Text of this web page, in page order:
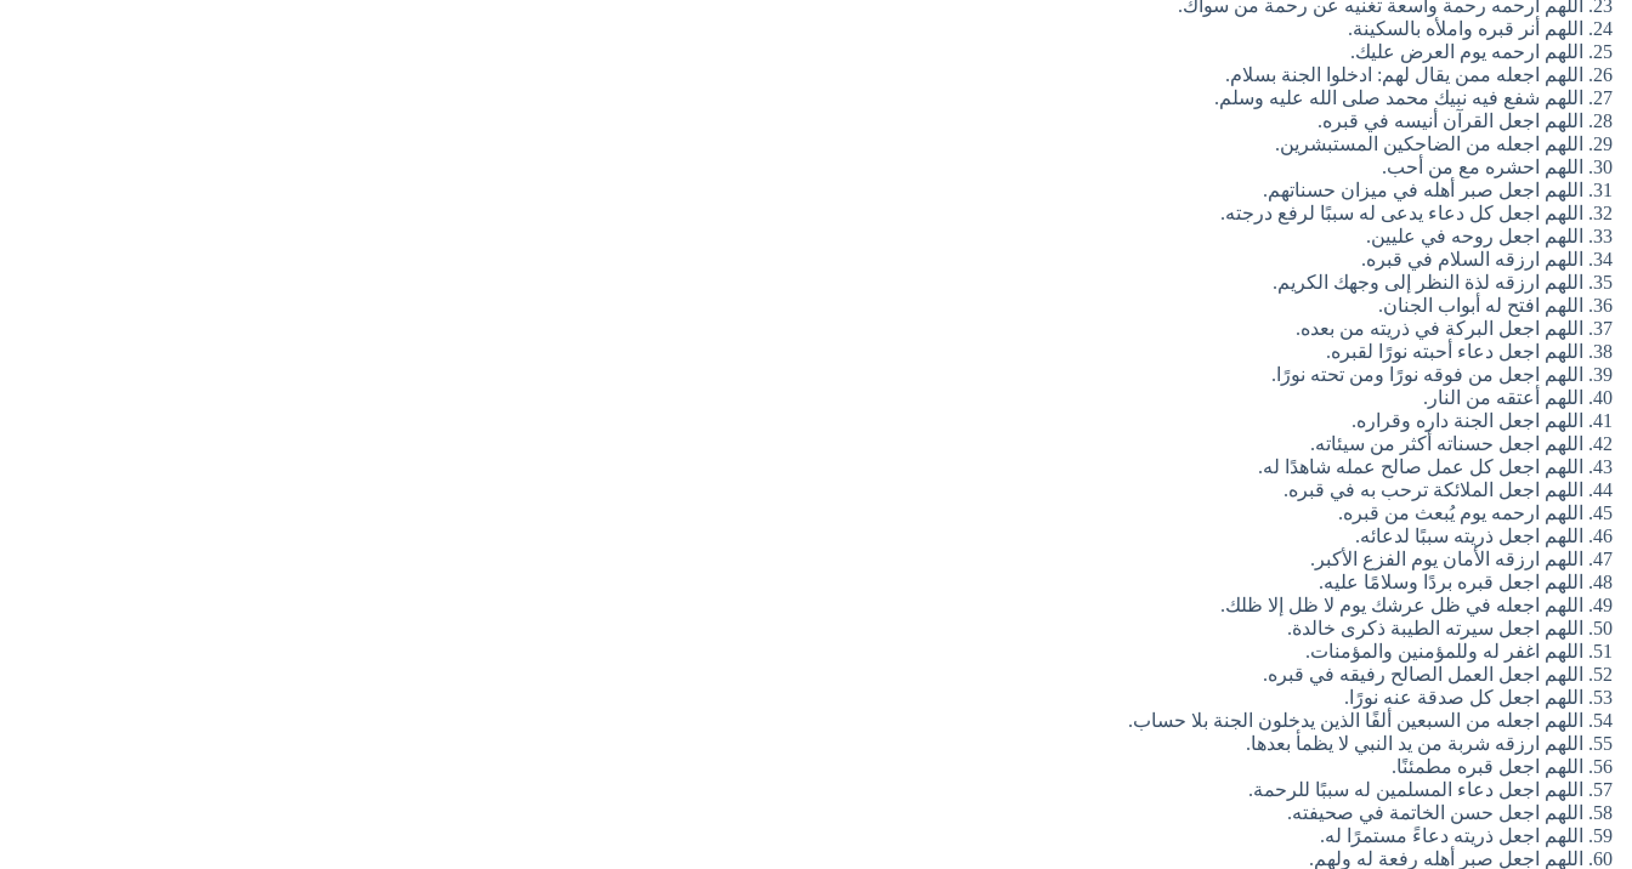
اللهم ارحمه رحمة واسعة تغنيه عن رحمة من سواك.
اللهم أنر قبره واملأه بالسكينة.
اللهم ارحمه يوم العرض عليك.
اللهم اجعله ممن يقال لهم: ادخلوا الجنة بسلام.
اللهم شفع فيه نبيك محمد صلى الله عليه وسلم.
اللهم اجعل القرآن أنيسه في قبره.
اللهم اجعله من الضاحكين المستبشرين.
اللهم احشره مع من أحب.
اللهم اجعل صبر أهله في ميزان حسناتهم.
اللهم اجعل كل دعاء يدعى له سببًا لرفع درجته.
اللهم اجعل روحه في عليين.
اللهم ارزقه السلام في قبره.
اللهم ارزقه لذة النظر إلى وجهك الكريم.
اللهم افتح له أبواب الجنان.
اللهم اجعل البركة في ذريته من بعده.
اللهم اجعل دعاء أحبته نورًا لقبره.
اللهم اجعل من فوقه نورًا ومن تحته نورًا.
اللهم أعتقه من النار.
اللهم اجعل الجنة داره وقراره.
اللهم اجعل حسناته أكثر من سيئاته.
اللهم اجعل كل عمل صالح عمله شاهدًا له.
اللهم اجعل الملائكة ترحب به في قبره.
اللهم ارحمه يوم يُبعث من قبره.
اللهم اجعل ذريته سببًا لدعائه.
اللهم ارزقه الأمان يوم الفزع الأكبر.
اللهم اجعل قبره بردًا وسلامًا عليه.
اللهم اجعله في ظل عرشك يوم لا ظل إلا ظلك.
اللهم اجعل سيرته الطيبة ذكرى خالدة.
اللهم اغفر له وللمؤمنين والمؤمنات.
اللهم اجعل العمل الصالح رفيقه في قبره.
اللهم اجعل كل صدقة عنه نورًا.
اللهم اجعله من السبعين ألفًا الذين يدخلون الجنة بلا حساب.
اللهم ارزقه شربة من يد النبي لا يظمأ بعدها.
اللهم اجعل قبره مطمئنًا.
اللهم اجعل دعاء المسلمين له سببًا للرحمة.
اللهم اجعل حسن الخاتمة في صحيفته.
اللهم اجعل ذريته دعاءً مستمرًا له.
اللهم اجعل صبر أهله رفعة له ولهم.